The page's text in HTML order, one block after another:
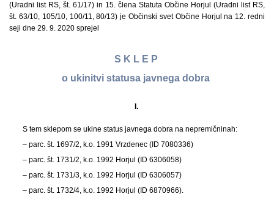
(Uradni list RS, št. 61/17) in 15. člena Statuta Občine Horjul (Uradni list RS,
št. 63/10, 105/10, 100/11, 80/13) je Občinski svet Občine Horjul na 12. redni
seji dne 29. 9. 2020 sprejel
S K L E P
o ukinitvi statusa javnega dobra
I.
S tem sklepom se ukine status javnega dobra na nepremičninah:
– parc. št. 1697/2, k.o. 1991 Vrzdenec (ID 7080336)
– parc. št. 1731/2, k.o. 1992 Horjul (ID 6306058)
– parc. št. 1731/3, k.o. 1992 Horjul (ID 6306057)
– parc. št. 1732/4, k.o. 1992 Horjul (ID 6870966).